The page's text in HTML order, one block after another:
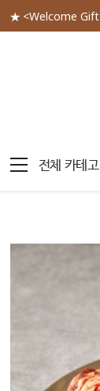
★ <Welcome Gift>
전체 카테